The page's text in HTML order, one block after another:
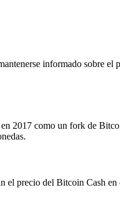
informado sobre el
2017 como un fork de
el precio del Bitcoin Cash